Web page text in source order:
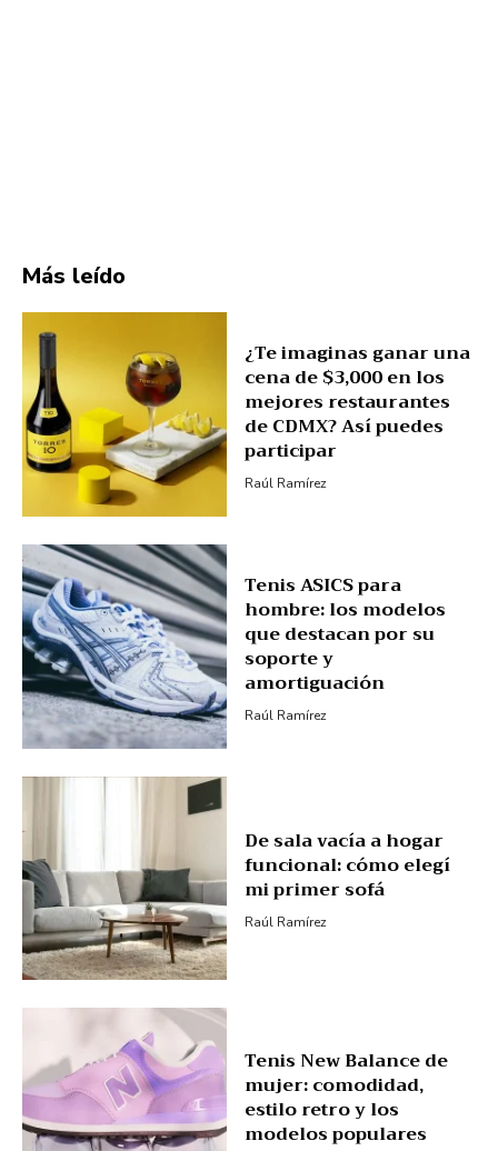
Más leído
¿Te imaginas ganar una
cena de $3,000 en los
mejores restaurantes
de CDMX? Así puedes
participar
Raúl Ramírez
Tenis ASICS para
hombre: los modelos
que destacan por su
soporte y
amortiguación
Raúl Ramírez
De sala vacía a hogar
funcional: cómo elegí
mi primer sofá
Raúl Ramírez
Tenis New Balance de
mujer: comodidad,
estilo retro y los
modelos populares